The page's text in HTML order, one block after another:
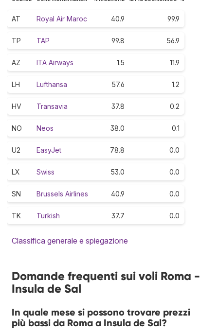
AT Royal Air Maroc 40.9 99.9
TP TAP 99.8 56.9
AZ ITA Airways 1.5 11.9
LH Lufthansa 57.6 1.2
HV Transavia 37.8 0.2
NO Neos 38.0 0.1
U2 EasyJet 78.8 0.0
LX Swiss 53.0 0.0
SN Brussels Airlines 40.9 0.0
TK Turkish 37.7 0.0
Classifica generale e spiegazione
Domande frequenti sui voli Roma -
Insula de Sal
In quale mese si possono trovare prezzi
più bassi da Roma a Insula de Sal?